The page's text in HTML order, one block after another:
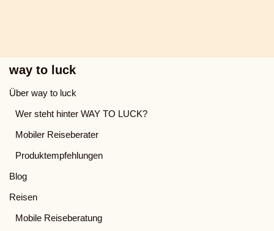
way to luck
Über way to luck
Wer steht hinter WAY TO LUCK?
Mobiler Reiseberater
Produktempfehlungen
Blog
Reisen
Mobile Reiseberatung